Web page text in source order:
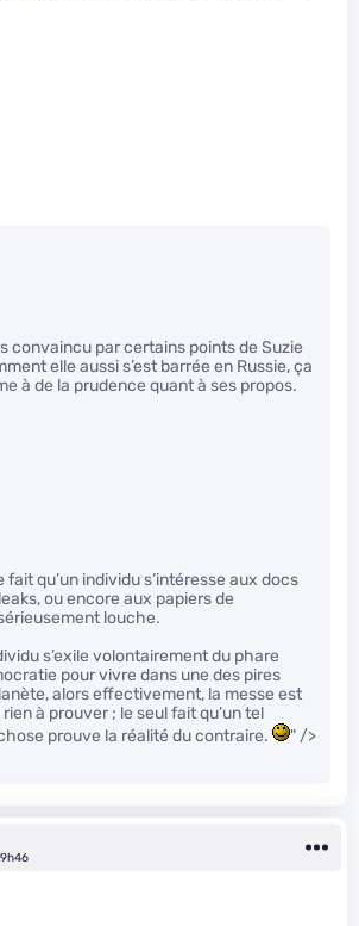
convaincu par certains points de Suzie
elle aussi s’est barrée en Russie, ça
à de la prudence quant à ses propos.
fait qu’un individu s’intéresse aux docs
ou encore aux papiers de
louche.
s’exile volontairement du phare
pour vivre dans une des pires
alors effectivement, la messe est
rien à prouver ; le seul fait qu’un tel
prouve la réalité du contraire.
" />